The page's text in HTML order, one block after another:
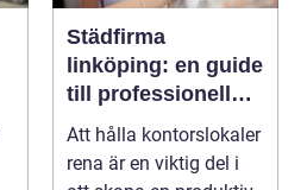
Städfirma
linköping: en guide
till professionell
städning
Att hålla kontorslokaler
rena är en viktig del i